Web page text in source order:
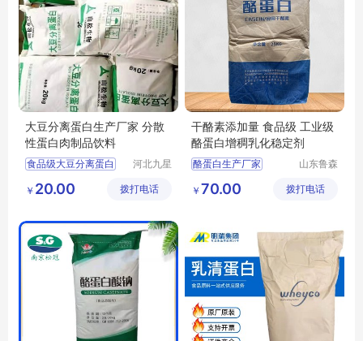
大豆分离蛋白生产厂家 分散
性蛋白肉制品饮料
食品级大豆分离蛋白
大豆分离蛋白
河北九星
有限公司
￥ 20.00 拨打电话
干酪素添加量 食品级 工业级
酪蛋白增稠乳化稳定剂
酪蛋白生产厂家
食品级酪蛋白厂家
山东鲁森
有限公司
￥ 70.00 拨打电话